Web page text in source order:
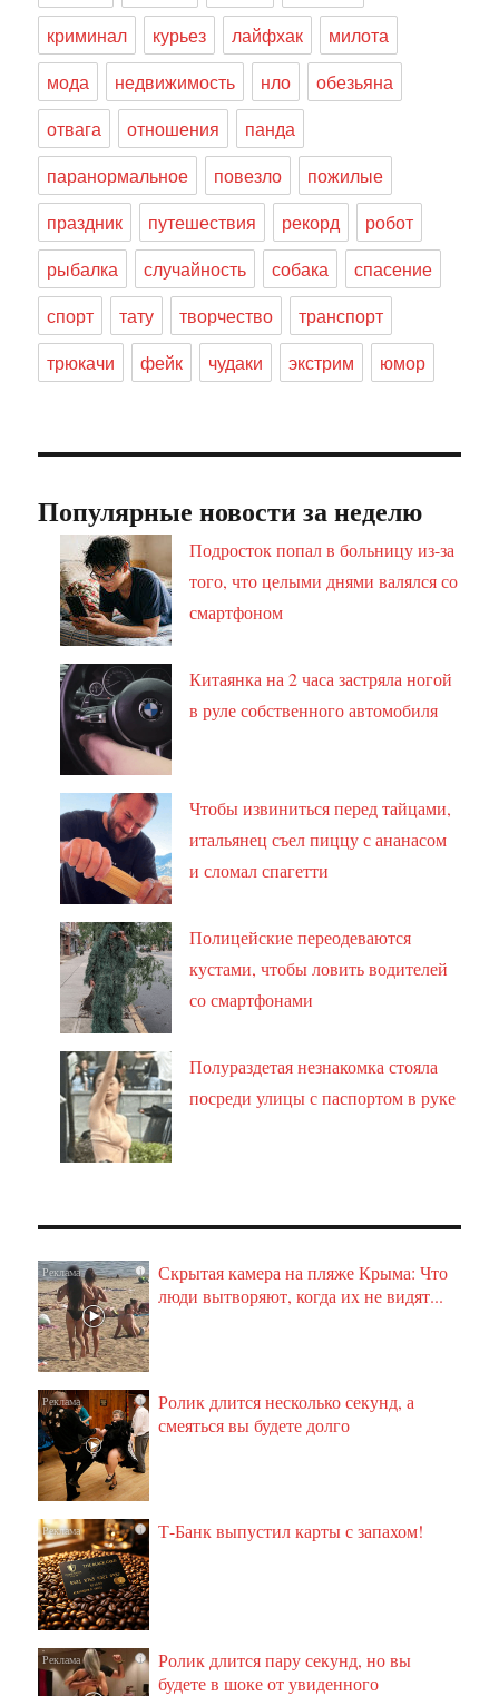
криминал
курьез лайфхак
милота
мода
недвижимость нло
обезьяна
отвага
отношения
панда
паранормальное
повезло
пожилые
праздник
путешествия рекорд
робот
рыбалка
случайность собака
спасение
спорт
тату творчество
транспорт
трюкачи
фейк чудаки экстрим юмор
Популярные новости за неделю
Подросток попал в больницу из-за
того, что целыми днями валялся со
смартфоном
Китаянка на 2 часа застряла ногой
в руле собственного автомобиля
Чтобы извиниться перед тайцами,
итальянец съел пиццу с ананасом
и сломал спагетти
Полицейские переодеваются
кустами, чтобы ловить водителей
со смартфонами
Полураздетая незнакомка стояла
посреди улицы с паспортом в руке
i
Скрытая камера на пляже Крыма: Что
люди вытворяют, когда их не видят...
i
Ролик длится несколько секунд, а
смеяться вы будете долго
i Т-Банк выпустил карты с запахом!
i
Ролик длится пару секунд, но вы
будете в шоке от увиденного